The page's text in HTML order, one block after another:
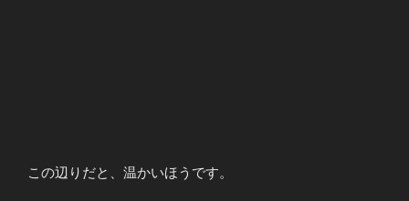
この辺りだと、温かいほうです。